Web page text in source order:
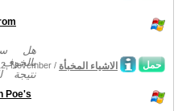
هل
نتيجة
حمل November / الاشياء المخبأة
Poe's